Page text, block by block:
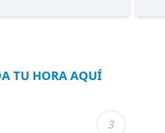
TU HORA AQUÍ
3